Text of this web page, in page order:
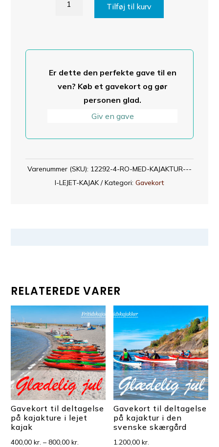
Tilføj til kurv
Er dette den perfekte gave til en
ven? Køb et gavekort og gør
personen glad.
Giv en gave
Varenummer (SKU): 12292-4-RO-MED-KAJAKTUR---
I-LEJET-KAJAK
Kategori: Gavekort
RELATEREDE VARER
Gavekort til deltagelse
på kajakture i lejet
kajak
400,00kr. – 800,00kr. Prisinterval:
Gavekort til deltagelse
på kajaktur i den
svenske skærgård
1.200,00kr.